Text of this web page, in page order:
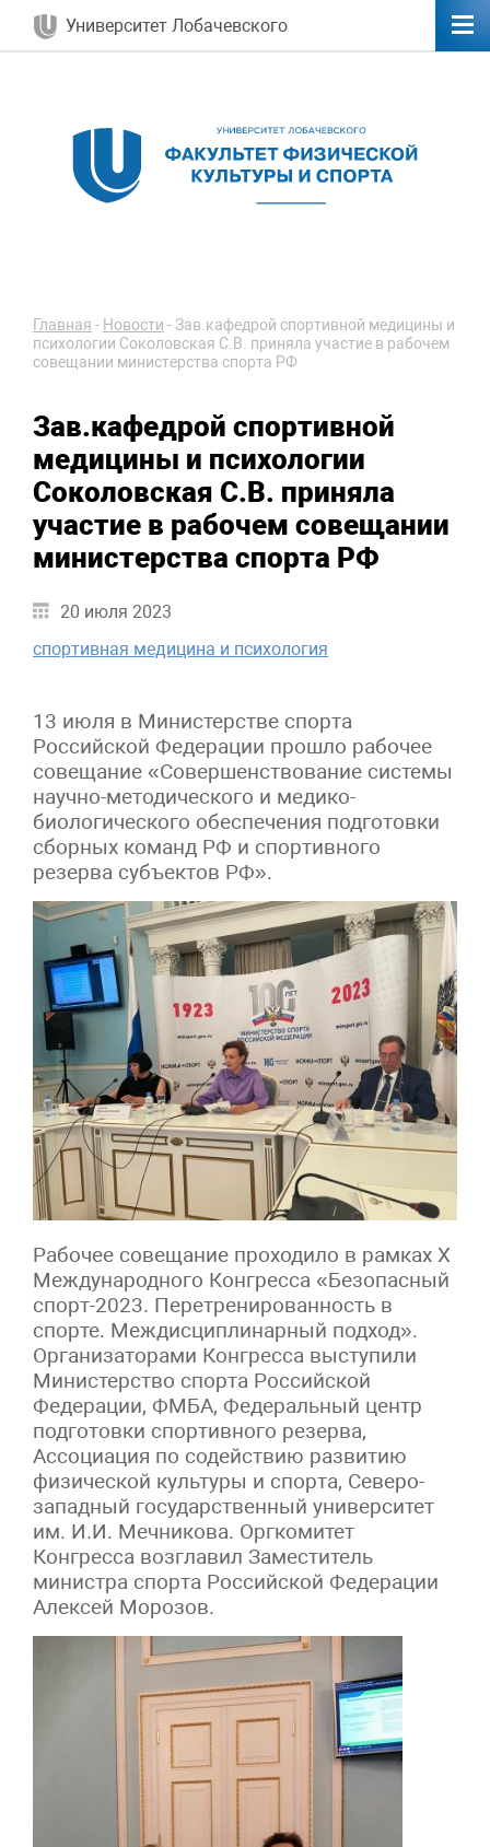
Университет Лобачевского
Главная - Новости -Зав.кафедрой спортивной медицины и
психологии Соколовская С.В. приняла участие в рабочем
совещании министерства спорта РФ
Зав.кафедрой спортивной
медицины и психологии
Соколовская С.В. приняла
участие в рабочем совещании
министерства спорта РФ
20 июля 2023
спортивная медицина и психология
13 июля в Министерстве спорта
Российской Федерации прошло рабочее
совещание «Совершенствование системы
научно-методического и медико-
биологического обеспечения подготовки
сборных команд РФ и спортивного
резерва субъектов РФ».
Рабочее совещание проходило в рамках X
Международного Конгресса «Безопасный
спорт-2023. Перетренированность в
спорте. Междисциплинарный подход».
Организаторами Конгресса выступили
Министерство спорта Российской
Федерации, ФМБА, Федеральный центр
подготовки спортивного резерва,
Ассоциация по содействию развитию
физической культуры и спорта, Северо-
западный государственный университет
им. И.И. Мечникова. Оргкомитет
Конгресса возглавил Заместитель
министра спорта Российской Федерации
Алексей Морозов.